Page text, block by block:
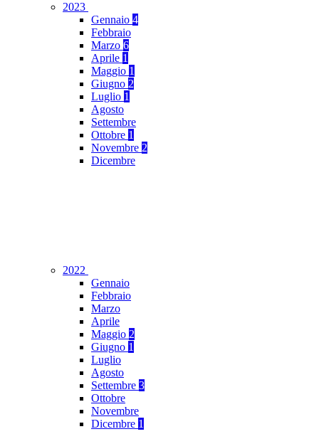
2023
Gennaio 4
Febbraio
Marzo 6
Aprile 1
Maggio 1
Giugno 2
Luglio 1
Agosto
Settembre
Ottobre 1
Novembre 2
Dicembre
2022
Gennaio
Febbraio
Marzo
Aprile
Maggio 2
Giugno 1
Luglio
Agosto
Settembre 3
Ottobre
Novembre
Dicembre 1